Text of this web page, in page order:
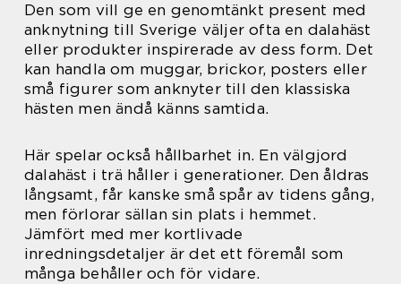
Den som vill ge en genomtänkt present med
anknytning till Sverige väljer ofta en dalahäst
eller produkter inspirerade av dess form. Det
kan handla om muggar, brickor, posters eller
små figurer som anknyter till den klassiska
hästen men ändå känns samtida.
Här spelar också hållbarhet in. En välgjord
dalahäst i trä håller i generationer. Den åldras
långsamt, får kanske små spår av tidens gång,
men förlorar sällan sin plats i hemmet.
Jämfört med mer kortlivade
inredningsdetaljer är det ett föremål som
många behåller och för vidare.